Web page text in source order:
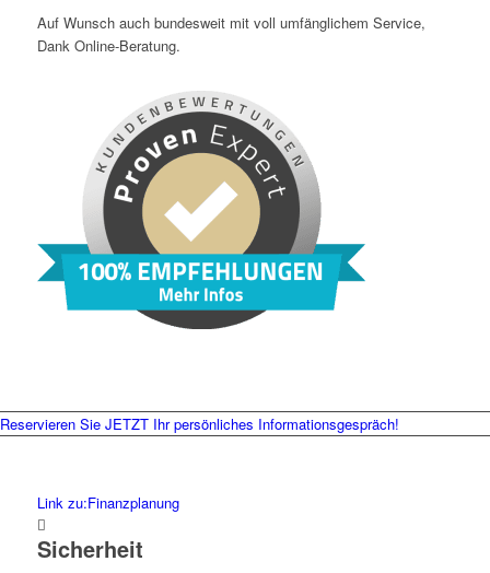
Auf Wunsch auch bundesweit mit voll umfänglichem Service,
Dank Online-Beratung.
Reservieren Sie JETZT Ihr persönliches Informationsgespräch!
Link zu:Finanzplanung
Sicherheit